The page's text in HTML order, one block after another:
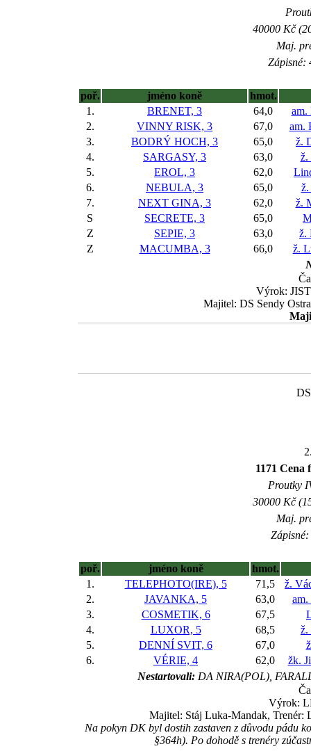
40000 Kč
Maj.
Zápisné:
poř. jméno koně
hmot.
1.
BRENET, 3 64,0
am.
2.
VINNY RISK, 3 67,0
am.
3.
BODRÝ HOCH, 3 65,0
ž.
4.
SARGASY, 3 63,0
ž.
5.
EROL, 3 62,0
6.
NEBULA, 3 65,0
ž.
7.
NEXT GINA, 3 62,0
ž.
S
SECRETE, 3 65,0
Z
SEPIE, 3 63,0
ž.
Z
MACUMBA, 3 66,0
ž.
Výrok:
Majitel: DS Sendy
1171 Cena
Proutky
30000 Kč
Maj.
poř. jméno koně
hmot.
1.
TELEPHOTO(IRE), 5 71,5
ž.
2.
JAVANKA, 5 63,0
am.
3.
COSMETIK, 6 67,5
4.
LUXOR, 5 68,5
ž.
5.
DENNÍ SVIT, 6 67,0
6.
VÉRIE, 4 62,0
žk.
Nestartovali: DA NIRA(POL),
Výrok:
Majitel: Stáj Luka-Mandak, Trenér:
Na pokyn DK byl dostih zastaven z důvodu pádu
§364h). Po dohodě s trenéry